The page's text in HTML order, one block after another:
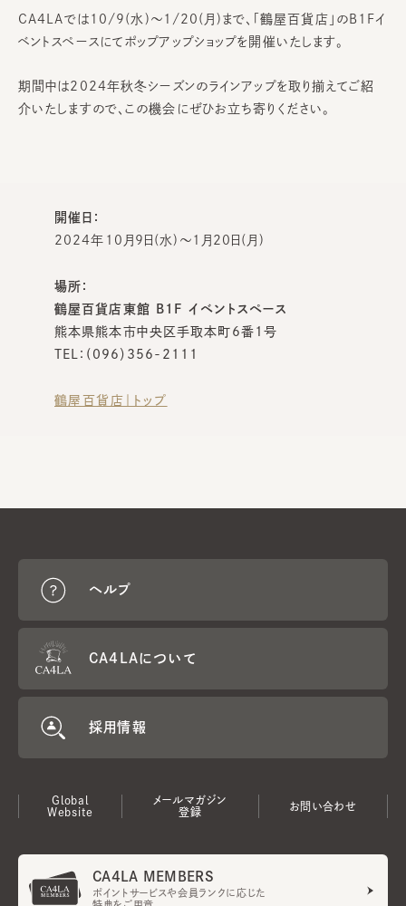
CA4LAでは10/9(水)～1/20(月)まで、「鶴屋百貨店」のB1Fイ
ベントスペースにてポップアップショップを開催いたします。
期間中は2024年秋冬シーズンのラインアップを取り揃えてご紹
介いたしますので、この機会にぜひお立ち寄りください。
開催日：
2024年10月9日(水)～1月20日(月)
場所：
鶴屋百貨店東館 B1F イベントスペース
熊本県熊本市中央区手取本町6番1号
TEL：(096）356-2111
鶴屋百貨店｜トップ
ヘルプ
CA4LAについて
採用情報
Global
Website
メールマガジン
登録
お問い合わせ
CA4LA MEMBERS
ポイントサービスや会員ランクに応じた